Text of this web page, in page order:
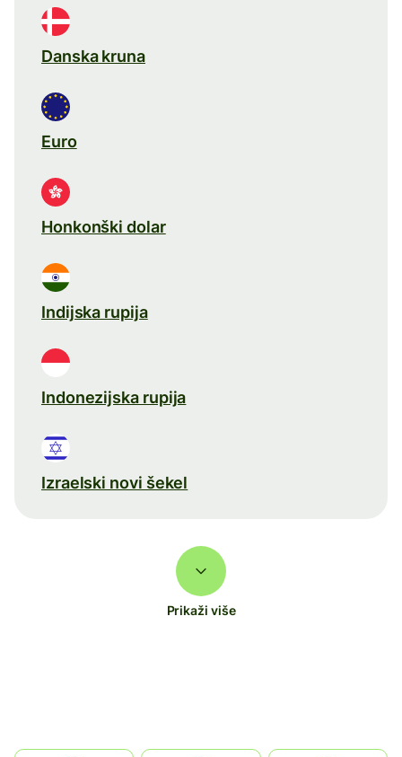
Danska kruna
Euro
Honkonški dolar
Indijska rupija
Indonezijska rupija
Izraelski novi šekel
Prikaži više